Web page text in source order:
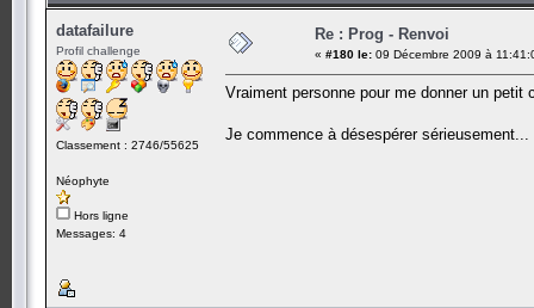
datafailure
Profil challenge
Classement : 2746/55625
Néophyte
Hors ligne
Messages: 4
Re : Prog - Renvoi
« #180 le: 09 Décembre 2009 à
Vraiment personne pour me donner un petit
Je commence à désespérer